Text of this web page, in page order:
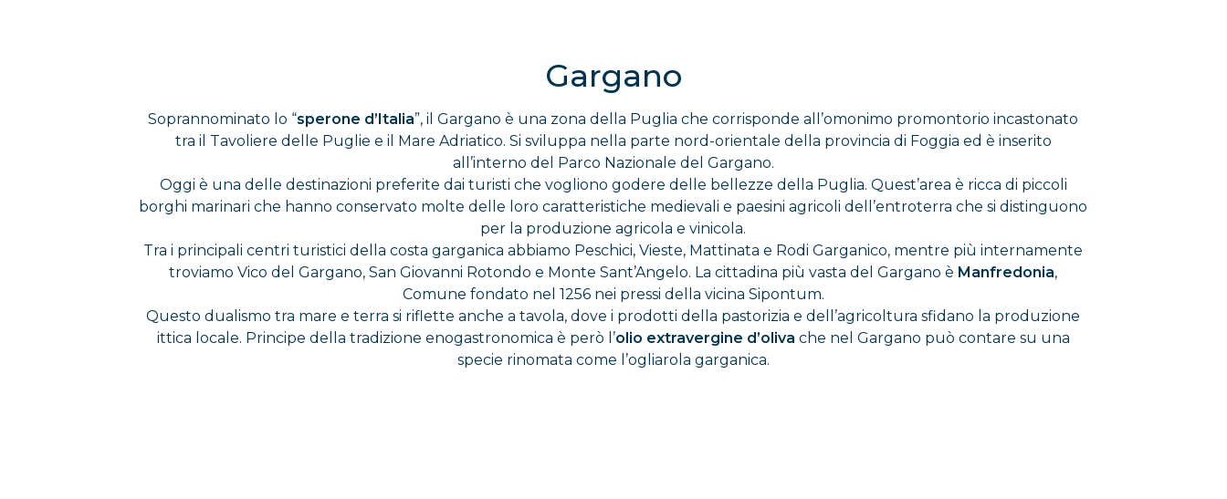
Gargano
Soprannominato lo “sperone d’Italia”, il Gargano è una zona della Puglia che corrisponde all’omonimo promontorio incastonato
tra il Tavoliere delle Puglie e il Mare Adriatico. Si sviluppa nella parte nord-orientale della provincia di Foggia ed è inserito
all’interno del Parco Nazionale del Gargano.
Oggi è una delle destinazioni preferite dai turisti che vogliono godere delle bellezze della Puglia. Quest’area è ricca di piccoli
borghi marinari che hanno conservato molte delle loro caratteristiche medievali e paesini agricoli dell’entroterra che si distinguono
per la produzione agricola e vinicola.
Tra i principali centri turistici della costa garganica abbiamo Peschici, Vieste, Mattinata e Rodi Garganico, mentre più internamente
troviamo Vico del Gargano, San Giovanni Rotondo e Monte Sant’Angelo. La cittadina più vasta del Gargano è Manfredonia,
Comune fondato nel 1256 nei pressi della vicina Sipontum.
Questo dualismo tra mare e terra si riflette anche a tavola, dove i prodotti della pastorizia e dell’agricoltura sfidano la produzione
ittica locale. Principe della tradizione enogastronomica è però l’olio extravergine d’oliva che nel Gargano può contare su una
specie rinomata come l’ogliarola garganica.